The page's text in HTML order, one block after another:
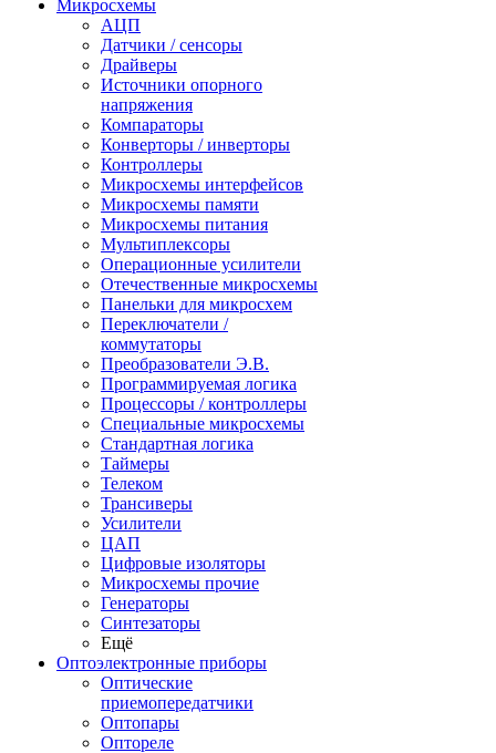
Микросхемы
АЦП
Датчики / сенсоры
Драйверы
Источники опорного
напряжения
Компараторы
Конверторы / инверторы
Контроллеры
Микросхемы интерфейсов
Микросхемы памяти
Микросхемы питания
Мультиплексоры
Операционные усилители
Отечественные микросхемы
Панельки для микросхем
Переключатели /
коммутаторы
Преобразователи Э.В.
Программируемая логика
Процессоры / контроллеры
Специальные микросхемы
Стандартная логика
Таймеры
Телеком
Трансиверы
Усилители
ЦАП
Цифровые изоляторы
Микросхемы прочие
Генераторы
Синтезаторы
Ещё
Оптоэлектронные приборы
Оптические
приемопередатчики
Оптопары
Оптореле